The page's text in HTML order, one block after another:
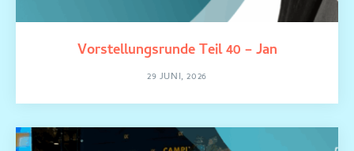
Vorstellungsrunde Teil 40 – Jan
29 JUNI, 2026